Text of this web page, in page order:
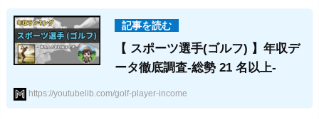
【 スポーツ選手(ゴルフ) 】年収デ
ータ徹底調査-総勢 21 名以上-
https://youtubelib.com/golf-player-income